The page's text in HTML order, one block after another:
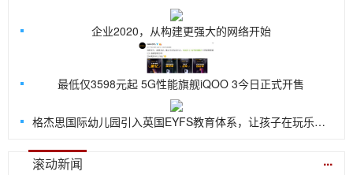
企业2020，从构建更强大的网络开始
最低仅3598元起 5G性能旗舰iQOO 3今日正式开售
格杰思国际幼儿园引入英国EYFS教育体系，让孩子在玩乐中探索世界
滚动新闻 ...